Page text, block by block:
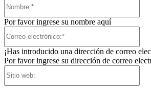
Por favor ingrese su nombre aquí
¡Has introducido una dirección de correo
Por favor ingrese su dirección de correo